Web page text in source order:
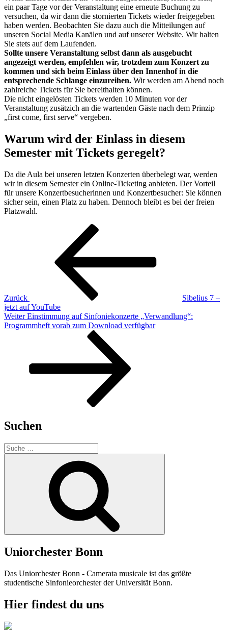
ein paar Tage vor der Veranstaltung eine erneute Buchung zu
versuchen, da wir dann die stornierten Tickets wieder freigegeben
haben werden. Beobachten Sie dazu auch die Mitteilungen auf
unseren Social Media Kanälen und auf unserer Website. Wir halten
Sie stets auf dem Laufenden.
Sollte unsere Veranstaltung selbst dann als ausgebucht
angezeigt werden, empfehlen wir, trotzdem zum Konzert zu
kommen und sich beim Einlass über den Innenhof in die
entsprechende Schlange einzureihen. Wir werden am Abend noch
zahlreiche Tickets für Sie bereithalten können.
Die nicht eingelösten Tickets werden 10 Minuten vor der
Veranstaltung zusätzich an die wartenden Gäste nach dem Prinzip
„first come, first serve“ vergeben.
Warum wird der Einlass in diesem
Semester mit Tickets geregelt?
Da die Aula bei unseren letzten Konzerten überbelegt war, werden
wir in diesem Semester ein Online-Ticketing anbieten. Der Vorteil
für unsere Konzertbesucherinnen und Konzertbesucher: Sie können
sicher sein, einen Platz zu haben. Dennoch bleibt es bei der freien
Platzwahl.
Beitragsnavigation
Zurück
Sibelius 7 –
jetzt auf YouTube
Nächster
Beitrag
Weiter Einstimmung auf Sinfoniekonzerte „Verwandlung“:
Programmheft vorab zum Download verfügbar
Suchen
Suche
nach:
Uniorchester Bonn
Das Uniorchester Bonn - Camerata musicale ist das größte
studentische Sinfonieorchester der Universität Bonn.
Hier findest du uns